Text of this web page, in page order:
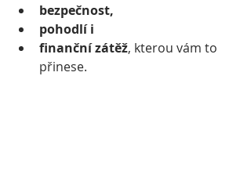
bezpečnost,
pohodlí i
finanční zátěž, kterou vám to
přinese.